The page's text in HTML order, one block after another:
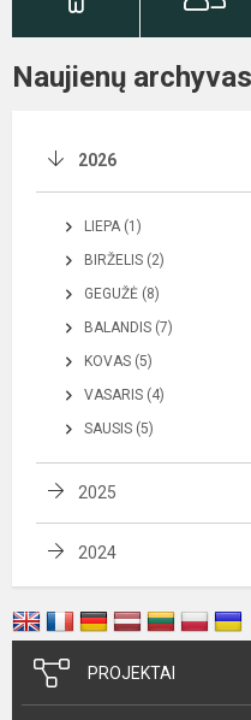
Naujienų archyvas
2026
LIEPA (1)
BIRŽELIS (2)
GEGUŽĖ (8)
BALANDIS (7)
KOVAS (5)
VASARIS (4)
SAUSIS (5)
2025
2024
PROJEKTAI